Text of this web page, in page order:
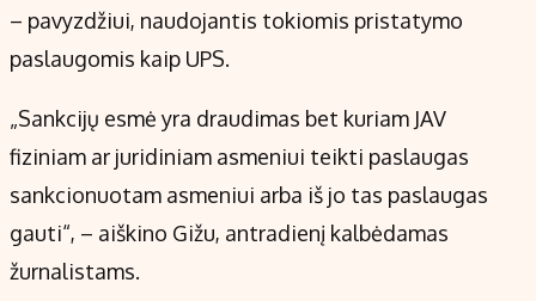
– pavyzdžiui, naudojantis tokiomis pristatymo
paslaugomis kaip UPS.
„Sankcijų esmė yra draudimas bet kuriam JAV
fiziniam ar juridiniam asmeniui teikti paslaugas
sankcionuotam asmeniui arba iš jo tas paslaugas
gauti“, – aiškino Gižu, antradienį kalbėdamas
žurnalistams.